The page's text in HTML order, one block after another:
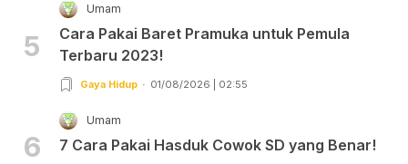
5
Umam
Cara Pakai Baret Pramuka untuk Pemula
Terbaru 2023!
Gaya Hidup 01/08/2026 | 02:55
6
Umam
7 Cara Pakai Hasduk Cowok SD yang Benar!